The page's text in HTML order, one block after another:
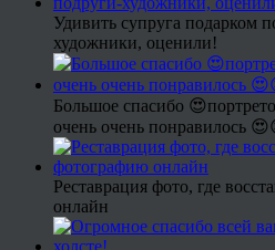
Удивить супруга подарком
художники, оценили!
Большое спасибо
очень очень понравилось
Реставрация фото, где
онлайн